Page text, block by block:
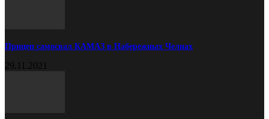
Прицеп самосвал КАМАЗ в Набережных Челнах
29.11.2021